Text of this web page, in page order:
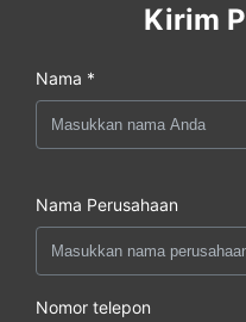
Kirim
Nama *
Nama Perusahaan
Nomor telepon